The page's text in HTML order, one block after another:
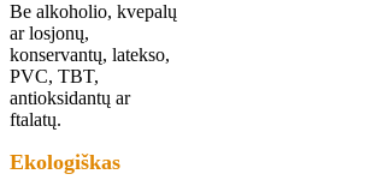
Be alkoholio, kvepalų
ar losjonų,
konservantų, latekso,
PVC, TBT,
antioksidantų ar
ftalatų.
Ekologiškas